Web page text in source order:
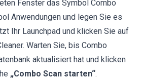
Fenster das Symbol Combo
Anwendungen und legen Sie es
Ihr Launchpad und klicken Sie auf
Warten Sie, bis Combo
aktualisiert hat und klicken
„Combo Scan starten“.